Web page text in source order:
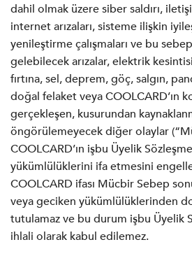
dahil olmak üzere siber saldırı,
internet arızaları, sisteme ilişkin
yenileştirme çalışmaları ve bu
gelebilecek arızalar, elektrik
fırtına, sel, deprem, göç, salgın,
doğal felaket veya COOLCARD’ın
gerçekleşen, kusurundan
öngörülemeyecek diğer olaylar
COOLCARD’ın işbu Üyelik
yükümlülüklerini ifa etmesini
COOLCARD ifası Mücbir Sebep
veya geciken yükümlülüklerinden
tutulamaz ve bu durum işbu Üyelik
ihlali olarak kabul edilemez.